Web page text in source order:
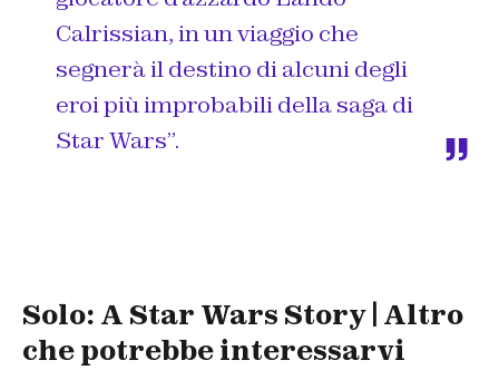
Calrissian, in un viaggio che
segnerà il destino di alcuni degli
eroi più improbabili della saga di
Star Wars”.
Solo: A Star Wars Story | Altro
che potrebbe interessarvi